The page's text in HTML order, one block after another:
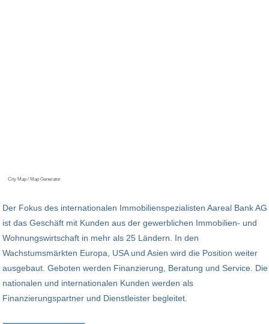
City Map / Map Generator
Der Fokus des internationalen Immobilienspezialisten Aareal Bank AG
ist das Geschäft mit Kunden aus der gewerblichen Immobilien- und
Wohnungswirtschaft in mehr als 25 Ländern. In den
Wachstumsmärkten Europa, USA und Asien wird die Position weiter
ausgebaut. Geboten werden Finanzierung, Beratung und Service. Die
nationalen und internationalen Kunden werden als
Finanzierungspartner und Dienstleister begleitet.